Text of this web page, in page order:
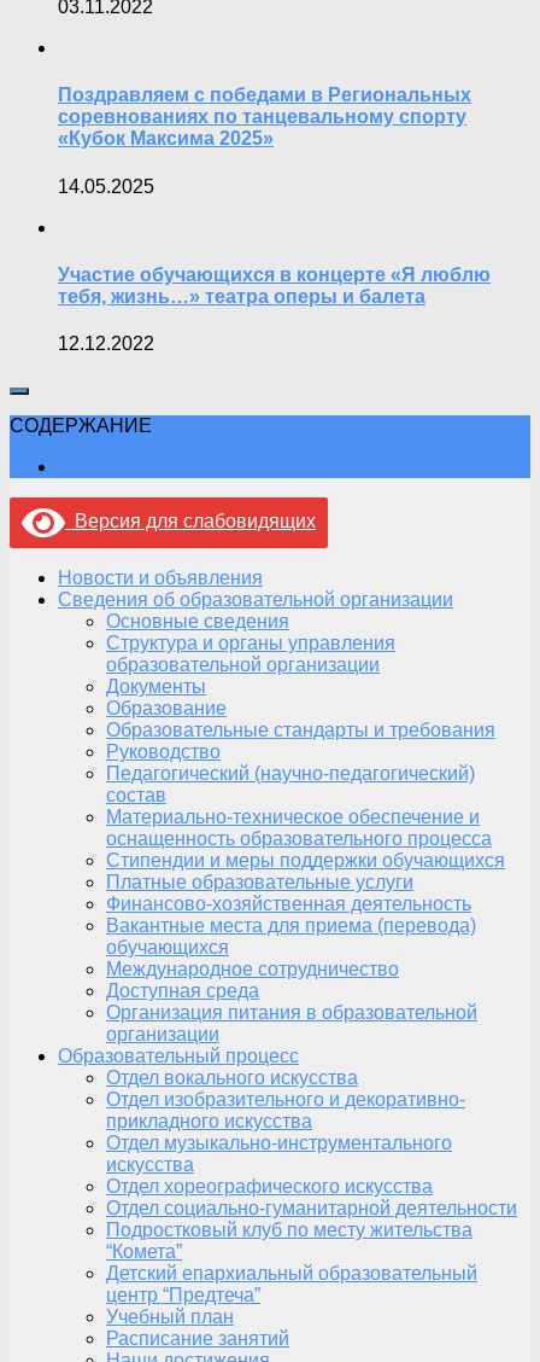
03.11.2022
Поздравляем с победами в Региональных
соревнованиях по танцевальному спорту
«Кубок Максима 2025»
14.05.2025
Участие обучающихся в концерте «Я люблю
тебя, жизнь…» театра оперы и балета
12.12.2022
СОДЕРЖАНИЕ
Версия для слабовидящих
Новости и объявления
Сведения об образовательной организации
Основные сведения
Структура и органы управления
образовательной организации
Документы
Образование
Образовательные стандарты и требования
Руководство
Педагогический (научно-педагогический)
состав
Материально-техническое обеспечение и
оснащенность образовательного процесса
Стипендии и меры поддержки обучающихся
Платные образовательные услуги
Финансово-хозяйственная деятельность
Вакантные места для приема (перевода)
обучающихся
Международное сотрудничество
Доступная среда
Организация питания в образовательной
организации
Образовательный процесс
Отдел вокального искусства
Отдел изобразительного и декоративно-
прикладного искусства
Отдел музыкально-инструментального
искусства
Отдел хореографического искусства
Отдел социально-гуманитарной деятельности
Подростковый клуб по месту жительства
“Комета”
Детский епархиальный образовательный
центр “Предтеча”
Учебный план
Расписание занятий